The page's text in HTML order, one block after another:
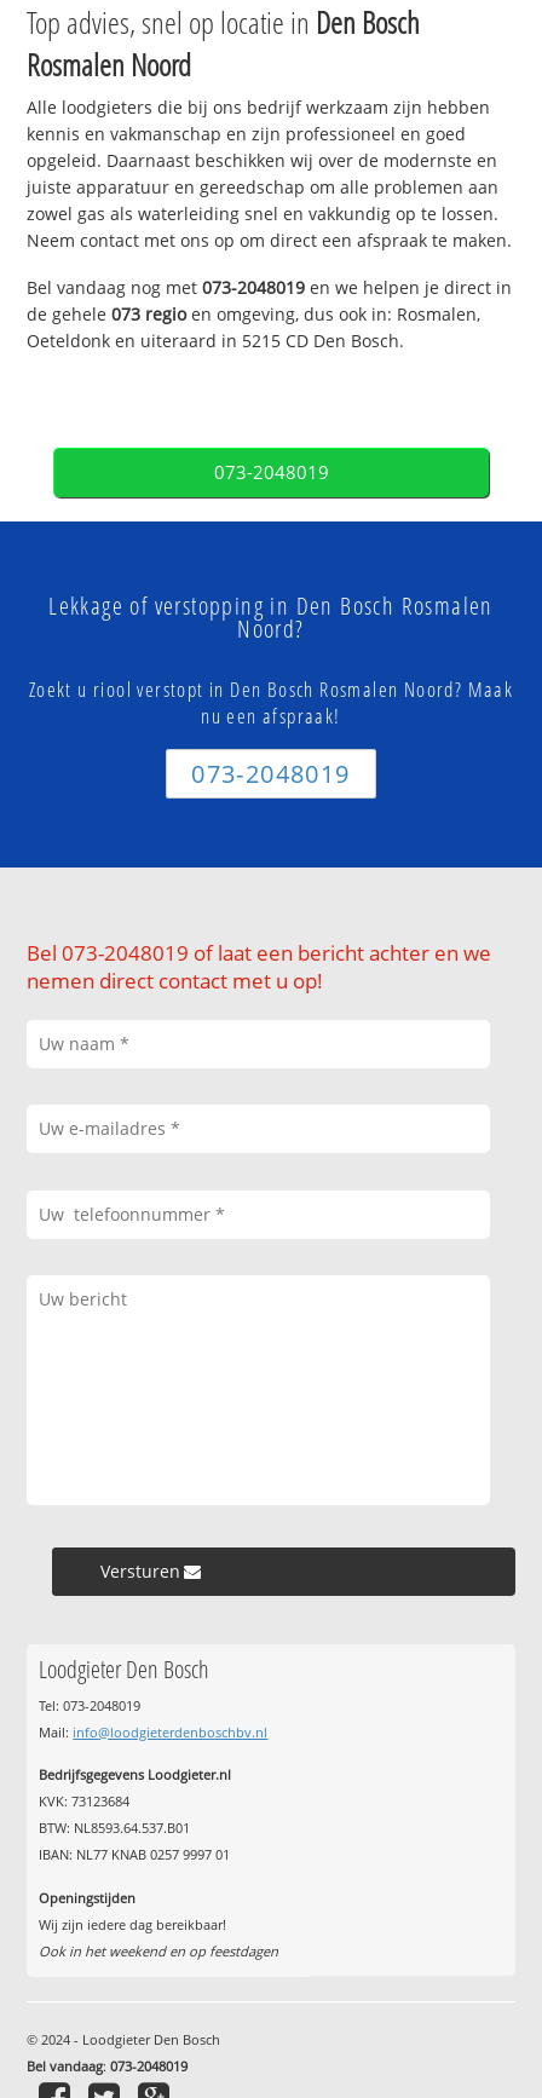
Top advies, snel op locatie in Den Bosch
Rosmalen Noord
Alle loodgieters die bij ons bedrijf werkzaam zijn hebben
kennis en vakmanschap en zijn professioneel en goed
opgeleid. Daarnaast beschikken wij over de modernste en
juiste apparatuur en gereedschap om alle problemen aan
zowel gas als waterleiding snel en vakkundig op te lossen.
Neem contact met ons op om direct een afspraak te maken.
Bel vandaag nog met073-2048019 en we helpen je direct in
de gehele073 regioen omgeving, dus ook in: Rosmalen,
Oeteldonk en uiteraard in 5215 CD Den Bosch.
073-2048019
Lekkage of verstopping in Den Bosch Rosmalen
Noord?
Zoekt u riool verstopt in Den Bosch Rosmalen Noord? Maak
nu een afspraak!
073-2048019
Bel 073-2048019 of laat een bericht achter en we
nemen direct contact met u op!
Versturen »
Loodgieter Den Bosch
Tel: 073-2048019
Mail: info@loodgieterdenboschbv.nl
Bedrijfsgegevens Loodgieter.nl
KVK: 73123684
BTW: NL8593.64.537.B01
IBAN: NL77 KNAB 0257 9997 01
Openingstijden
Wij zijn iedere dag bereikbaar!
Ook in het weekend en op feestdagen
© 2024 - Loodgieter Den Bosch
Bel vandaag:073-2048019